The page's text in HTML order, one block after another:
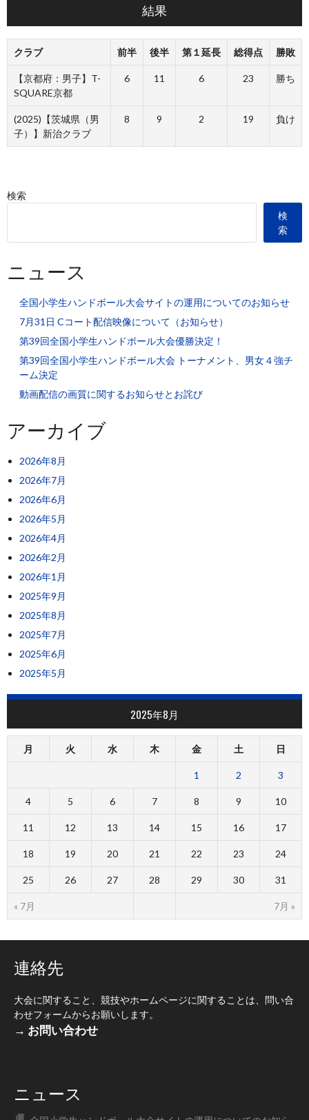
結果
クラブ 前半 後半 第１延長 総得点 勝敗
【京都府：男子】T-
SQUARE京都
6 11 6 23 勝ち
(2025)【茨城県（男
子）】新治クラブ
8 9 2 19 負け
検索
検
索
ニュース
全国小学生ハンドボール大会サイトの運用についてのお知らせ
7月31日 Cコート配信映像について（お知らせ）
第39回全国小学生ハンドボール大会優勝決定！
第39回全国小学生ハンドボール大会 トーナメント、男女４強チ
ーム決定
動画配信の画質に関するお知らせとお詫び
アーカイブ
2026年8月
2026年7月
2026年6月
2026年5月
2026年4月
2026年2月
2026年1月
2025年9月
2025年8月
2025年7月
2025年6月
2025年5月
2025年8月
月 火 水 木 金 土 日
« 7月 7月 »
1 2 3
4 5 6 7 8 9 10
11 12 13 14 15 16 17
18 19 20 21 22 23 24
25 26 27 28 29 30 31
連絡先
大会に関すること、競技やホームページに関することは、問い合
わせフォームからお願いします。
→ お問い合わせ
ニュース